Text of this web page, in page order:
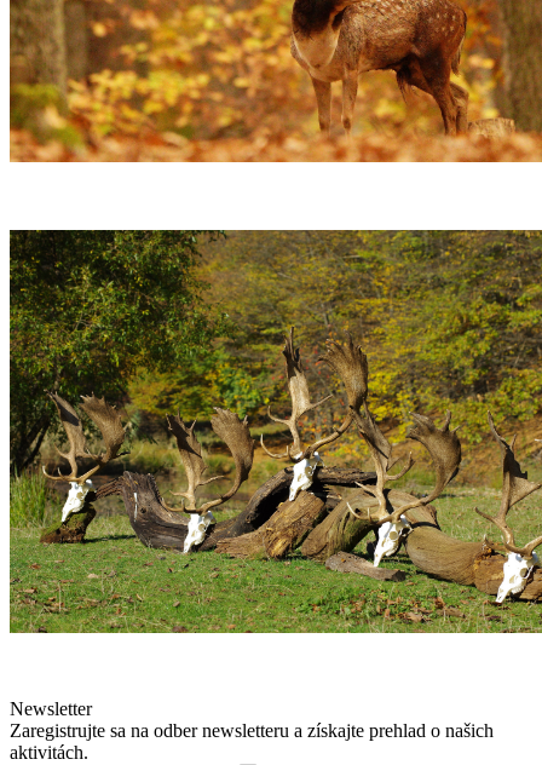
Newsletter
Zaregistrujte sa na odber newsletteru a získajte prehlad o našich
aktivitách.